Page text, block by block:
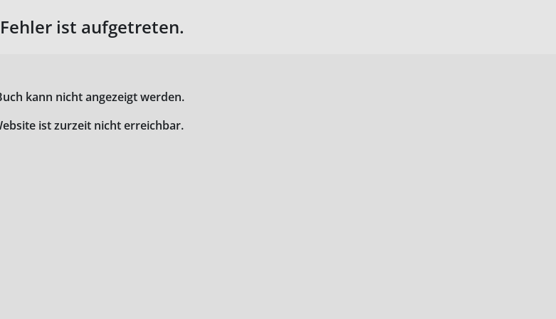
ist aufgetreten.
kann nicht angezeigt werden.
ist zurzeit nicht erreichbar.